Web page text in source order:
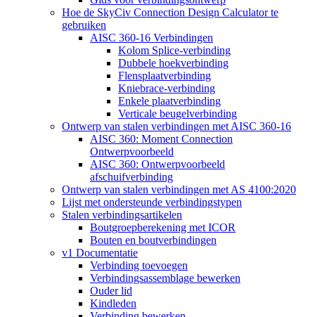
Hoe de SkyCiv Connection Design Calculator te
gebruiken
AISC 360-16 Verbindingen
Kolom Splice-verbinding
Dubbele hoekverbinding
Flensplaatverbinding
Kniebrace-verbinding
Enkele plaatverbinding
Verticale beugelverbinding
Ontwerp van stalen verbindingen met AISC 360-16
AISC 360: Moment Connection
Ontwerpvoorbeeld
AISC 360: Ontwerpvoorbeeld
afschuifverbinding
Ontwerp van stalen verbindingen met AS 4100:2020
Lijst met ondersteunde verbindingstypen
Stalen verbindingsartikelen
Boutgroepberekening met ICOR
Bouten en boutverbindingen
v1 Documentatie
Verbinding toevoegen
Verbindingsassemblage bewerken
Ouder lid
Kindleden